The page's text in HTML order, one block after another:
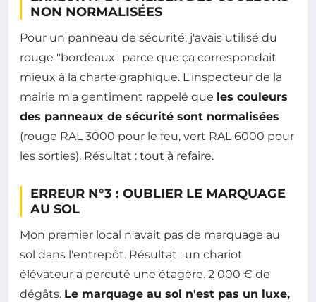
NON NORMALISÉES
Pour un panneau de sécurité, j'avais utilisé du
rouge "bordeaux" parce que ça correspondait
mieux à la charte graphique. L'inspecteur de la
mairie m'a gentiment rappelé que les couleurs
des panneaux de sécurité sont normalisées
(rouge RAL 3000 pour le feu, vert RAL 6000 pour
les sorties). Résultat : tout à refaire.
ERREUR N°3 : OUBLIER LE MARQUAGE
AU SOL
Mon premier local n'avait pas de marquage au
sol dans l'entrepôt. Résultat : un chariot
élévateur a percuté une étagère. 2 000 € de
dégâts. Le marquage au sol n'est pas un luxe,